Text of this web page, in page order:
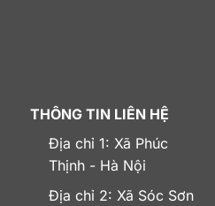
THÔNG TIN LIÊN HỆ
Địa chỉ 1: Xã Phúc
Thịnh - Hà Nội
Địa chỉ 2: Xã Sóc Sơn